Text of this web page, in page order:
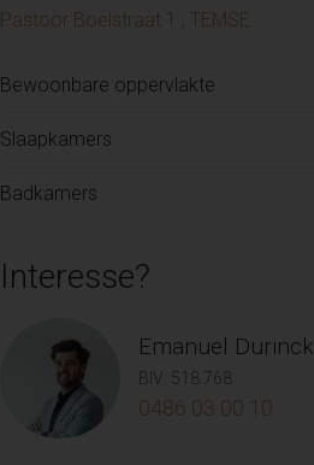
Pastoor Boelstraat 1 , TEMSE
Bewoonbare oppervlakte
Slaapkamers
Badkamers
Interesse?
Emanuel Durinck
BIV: 518.768
0486 03 00 10